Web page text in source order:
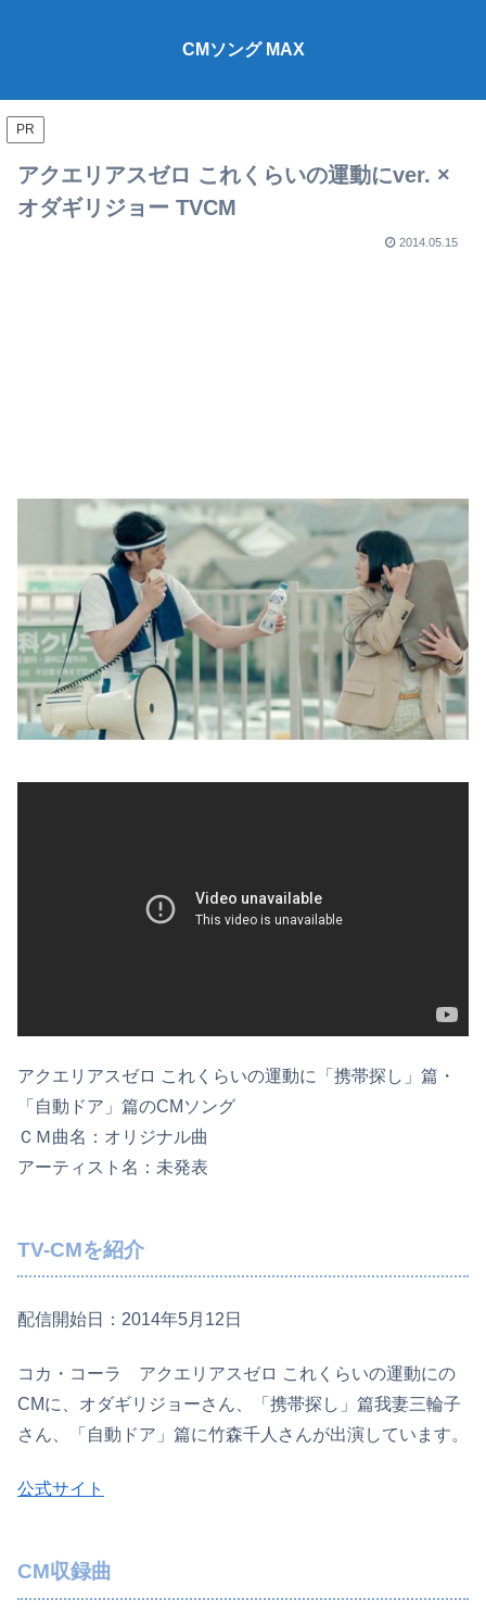
CMソング MAX
PR
アクエリアスゼロ これくらいの運動にver. ×
オダギリジョー TVCM
2014.05.15
アクエリアスゼロ これくらいの運動に「携帯探し」篇・
「自動ドア」篇のCMソング
ＣＭ曲名：オリジナル曲
アーティスト名：未発表
TV-CMを紹介
配信開始日：2014年5月12日
コカ・コーラ アクエリアスゼロ これくらいの運動にの
CMに、オダギリジョーさん、「携帯探し」篇我妻三輪子
さん、「自動ドア」篇に竹森千人さんが出演しています。
公式サイト
CM収録曲